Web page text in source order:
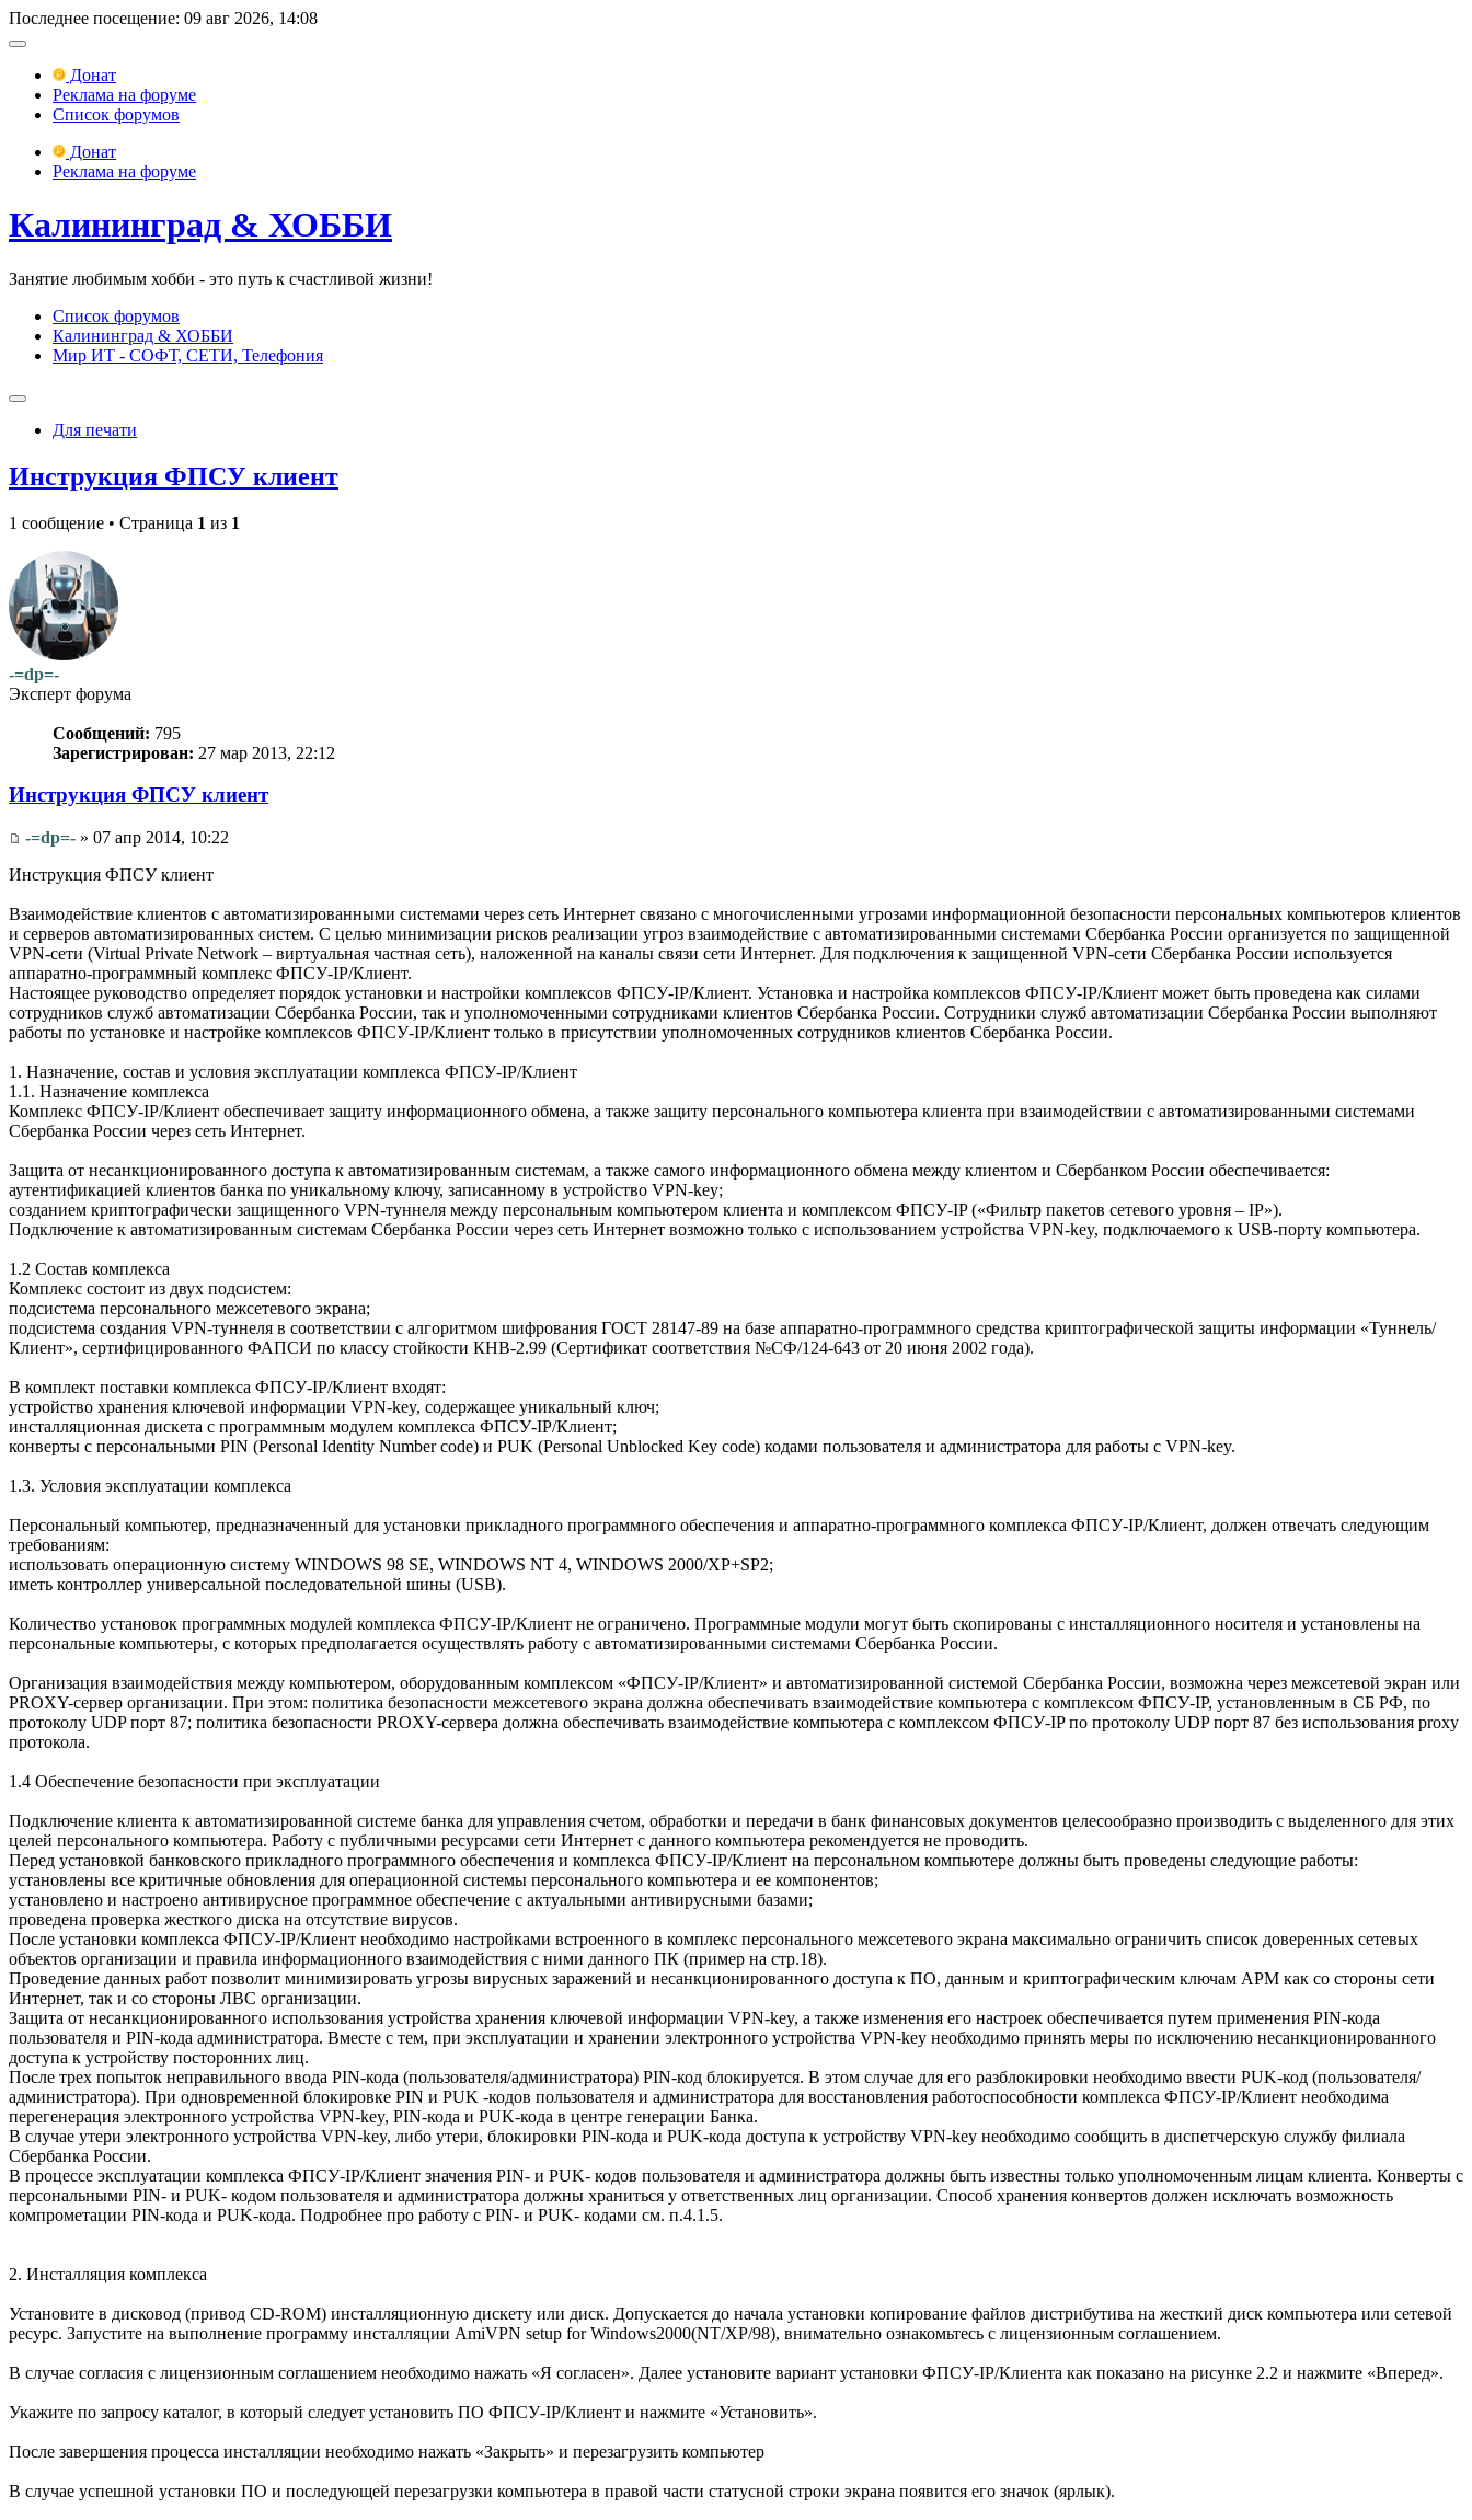
Последнее посещение: 09 авг 2026, 14:08
Донат
Реклама на форуме
Список форумов
Донат
Реклама на форуме
Калининград & ХОББИ
Занятие любимым хобби - это путь к счастливой жизни!
Список форумов
Калининград & ХОББИ
Мир ИТ - СОФТ, СЕТИ, Телефония
Для печати
Инструкция ФПСУ клиент
1 сообщение • Страница 1 из 1
-=dp=-
Эксперт форума
Сообщений: 795
Зарегистрирован: 27 мар 2013, 22:12
Инструкция ФПСУ клиент
-=dp=- » 07 апр 2014, 10:22
Инструкция ФПСУ клиент
Взаимодействие клиентов с автоматизированными системами через сеть Интернет связано с многочисленными угрозами информационной безопасности персональных компьютеров клиентов
и серверов автоматизированных систем. С целью минимизации рисков реализации угроз взаимодействие с автоматизированными системами Сбербанка России организуется по защищенной
VPN-сети (Virtual Private Network – виртуальная частная сеть), наложенной на каналы связи сети Интернет. Для подключения к защищенной VPN-сети Сбербанка России используется
аппаратно-программный комплекс ФПСУ-IP/Клиент.
Настоящее руководство определяет порядок установки и настройки комплексов ФПСУ-IP/Клиент. Установка и настройка комплексов ФПСУ-IP/Клиент может быть проведена как силами
сотрудников служб автоматизации Сбербанка России, так и уполномоченными сотрудниками клиентов Сбербанка России. Сотрудники служб автоматизации Сбербанка России выполняют
работы по установке и настройке комплексов ФПСУ-IP/Клиент только в присутствии уполномоченных сотрудников клиентов Сбербанка России.
1. Назначение, состав и условия эксплуатации комплекса ФПСУ-IP/Клиент
1.1. Назначение комплекса
Комплекс ФПСУ-IP/Клиент обеспечивает защиту информационного обмена, а также защиту персонального компьютера клиента при взаимодействии с автоматизированными системами
Сбербанка России через сеть Интернет.
Защита от несанкционированного доступа к автоматизированным системам, а также самого информационного обмена между клиентом и Сбербанком России обеспечивается:
аутентификацией клиентов банка по уникальному ключу, записанному в устройство VPN-key;
созданием криптографически защищенного VPN-туннеля между персональным компьютером клиента и комплексом ФПСУ-IP («Фильтр пакетов сетевого уровня – IP»).
Подключение к автоматизированным системам Сбербанка России через сеть Интернет возможно только с использованием устройства VPN-key, подключаемого к USB-порту компьютера.
1.2 Состав комплекса
Комплекс состоит из двух подсистем:
подсистема персонального межсетевого экрана;
подсистема создания VPN-туннеля в соответствии с алгоритмом шифрования ГОСТ 28147-89 на базе аппаратно-программного средства криптографической защиты информации «Туннель/
Клиент», сертифицированного ФАПСИ по классу стойкости КНВ-2.99 (Сертификат соответствия №СФ/124-643 от 20 июня 2002 года).
В комплект поставки комплекса ФПСУ-IP/Клиент входят:
устройство хранения ключевой информации VPN-key, содержащее уникальный ключ;
инсталляционная дискета с программным модулем комплекса ФПСУ-IP/Клиент;
конверты с персональными PIN (Personal Identity Number code) и PUK (Personal Unblocked Key code) кодами пользователя и администратора для работы с VPN-key.
1.3. Условия эксплуатации комплекса
Персональный компьютер, предназначенный для установки прикладного программного обеспечения и аппаратно-программного комплекса ФПСУ-IP/Клиент, должен отвечать следующим
требованиям:
использовать операционную систему WINDOWS 98 SE, WINDOWS NT 4, WINDOWS 2000/XP+SP2;
иметь контроллер универсальной последовательной шины (USB).
Количество установок программных модулей комплекса ФПСУ-IP/Клиент не ограничено. Программные модули могут быть скопированы с инсталляционного носителя и установлены на
персональные компьютеры, с которых предполагается осуществлять работу с автоматизированными системами Сбербанка России.
Организация взаимодействия между компьютером, оборудованным комплексом «ФПСУ-IP/Клиент» и автоматизированной системой Сбербанка России, возможна через межсетевой экран или
PROXY-сервер организации. При этом: политика безопасности межсетевого экрана должна обеспечивать взаимодействие компьютера с комплексом ФПСУ-IP, установленным в СБ РФ, по
протоколу UDP порт 87; политика безопасности PROXY-сервера должна обеспечивать взаимодействие компьютера с комплексом ФПСУ-IP по протоколу UDP порт 87 без использования proxy
протокола.
1.4 Обеспечение безопасности при эксплуатации
Подключение клиента к автоматизированной системе банка для управления счетом, обработки и передачи в банк финансовых документов целесообразно производить с выделенного для этих
целей персонального компьютера. Работу с публичными ресурсами сети Интернет с данного компьютера рекомендуется не проводить.
Перед установкой банковского прикладного программного обеспечения и комплекса ФПСУ-IP/Клиент на персональном компьютере должны быть проведены следующие работы:
установлены все критичные обновления для операционной системы персонального компьютера и ее компонентов;
установлено и настроено антивирусное программное обеспечение с актуальными антивирусными базами;
проведена проверка жесткого диска на отсутствие вирусов.
После установки комплекса ФПСУ-IP/Клиент необходимо настройками встроенного в комплекс персонального межсетевого экрана максимально ограничить список доверенных сетевых
объектов организации и правила информационного взаимодействия с ними данного ПК (пример на стр.18).
Проведение данных работ позволит минимизировать угрозы вирусных заражений и несанкционированного доступа к ПО, данным и криптографическим ключам АРМ как со стороны сети
Интернет, так и со стороны ЛВС организации.
Защита от несанкционированного использования устройства хранения ключевой информации VPN-key, а также изменения его настроек обеспечивается путем применения PIN-кода
пользователя и PIN-кода администратора. Вместе с тем, при эксплуатации и хранении электронного устройства VPN-key необходимо принять меры по исключению несанкционированного
доступа к устройству посторонних лиц.
После трех попыток неправильного ввода PIN-кода (пользователя/администратора) PIN-код блокируется. В этом случае для его разблокировки необходимо ввести PUK-код (пользователя/
администратора). При одновременной блокировке PIN и PUK -кодов пользователя и администратора для восстановления работоспособности комплекса ФПСУ-IP/Клиент необходима
перегенерация электронного устройства VPN-key, PIN-кода и PUK-кода в центре генерации Банка.
В случае утери электронного устройства VPN-key, либо утери, блокировки PIN-кода и PUK-кода доступа к устройству VPN-key необходимо сообщить в диспетчерскую службу филиала
Сбербанка России.
В процессе эксплуатации комплекса ФПСУ-IP/Клиент значения PIN- и PUK- кодов пользователя и администратора должны быть известны только уполномоченным лицам клиента. Конверты с
персональными PIN- и PUK- кодом пользователя и администратора должны храниться у ответственных лиц организации. Способ хранения конвертов должен исключать возможность
компрометации PIN-кода и PUK-кода. Подробнее про работу с PIN- и PUK- кодами см. п.4.1.5.
2. Инсталляция комплекса
Установите в дисковод (привод CD-ROM) инсталляционную дискету или диск. Допускается до начала установки копирование файлов дистрибутива на жесткий диск компьютера или сетевой
ресурс. Запустите на выполнение программу инсталляции AmiVPN setup for Windows2000(NT/XP/98), внимательно ознакомьтесь с лицензионным соглашением.
В случае согласия с лицензионным соглашением необходимо нажать «Я согласен». Далее установите вариант установки ФПСУ-IP/Клиента как показано на рисунке 2.2 и нажмите «Вперед».
Укажите по запросу каталог, в который следует установить ПО ФПСУ-IP/Клиент и нажмите «Установить».
После завершения процесса инсталляции необходимо нажать «Закрыть» и перезагрузить компьютер
В случае успешной установки ПО и последующей перезагрузки компьютера в правой части статусной строки экрана появится его значок (ярлык).